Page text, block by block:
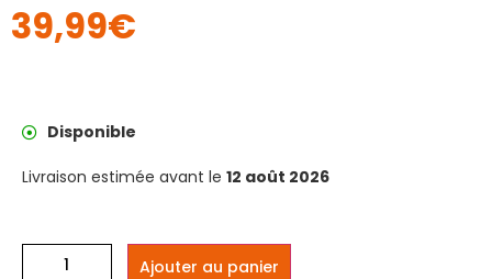
39,99€
Disponible
Livraison estimée avant le 12 août 2026
Ajouter au panier